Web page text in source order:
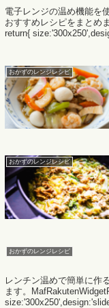
電子レンジの温め機能を
おすすめレシピをまとめ
return{
おかずのレンジレシピ
おかずのレンジレシピ
おかずのレンジレシピ
レンチン温めで簡単に作
ます。